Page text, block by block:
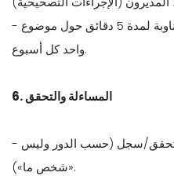
- تجديد سريع. تذكيرات قبل المناوبة لمدة 5 دقائق حول موضوع
واحد كل أسبوع.
6. المساءلة والتحقق
- تعيين المالكين لكل قائمة تحقق/سجل (حسب الدور وليس
«شخص ما»).